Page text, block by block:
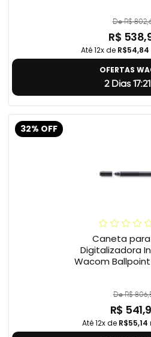
De R$
R$
Até 12x de R$54,84
OFERTAS
2 Dias
32% OFF
Caneta
Digitalizadora
Wacom Ballpoint
De R$
R$
Até 12x de R$55,14